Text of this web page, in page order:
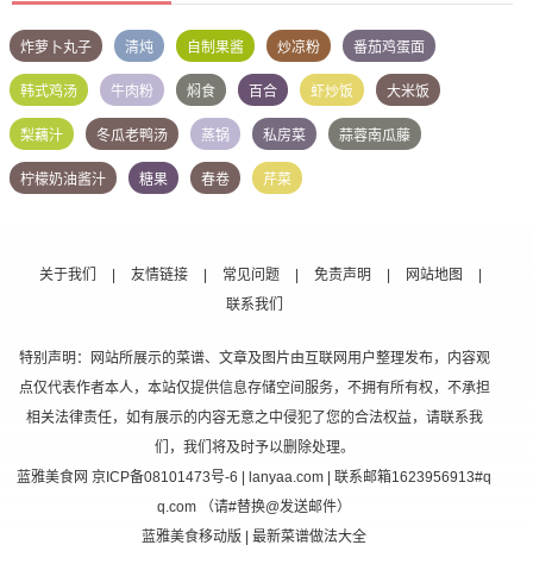
炸萝卜丸子 清炖 自制果酱 炒凉粉 番茄鸡蛋面
韩式鸡汤 牛肉粉 焖食 百合 虾炒饭 大米饭
梨藕汁 冬瓜老鸭汤 蒸锅 私房菜 蒜蓉南瓜藤
柠檬奶油酱汁 糖果 春卷 芹菜
关于我们 友情链接 常见问题 免责声明 网站地图
联系我们
特别声明：网站所展示的菜谱、文章及图片由互联网用户整理发布，内容观
点仅代表作者本人，本站仅提供信息存储空间服务，不拥有所有权，不承担
相关法律责任，如有展示的内容无意之中侵犯了您的合法权益，请联系我
们，我们将及时予以删除处理。
蓝雅美食网 京ICP备08101473号-6 | lanyaa.com | 联系邮箱1623956913#q
q.com （请#替换@发送邮件）
蓝雅美食移动版 | 最新菜谱做法大全